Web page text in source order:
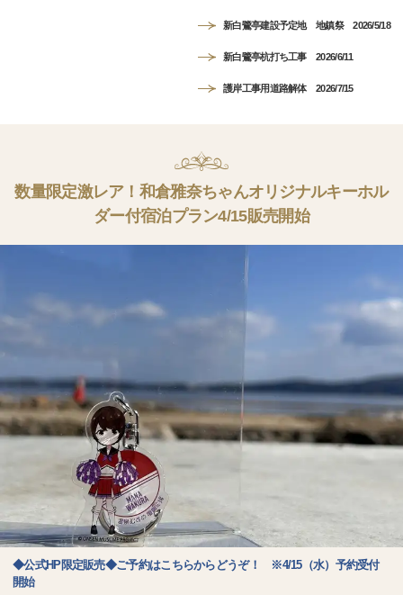
新白鷺亭建設予定地 地鎮祭 2026/5/18
新白鷺亭杭打ち工事 2026/6/11
護岸工事用道路解体 2026/7/15
数量限定激レア！和倉雅奈ちゃんオリジナルキーホル
ダー付宿泊プラン4/15販売開始
◆公式HP限定販売◆ご予約はこちらからどうぞ！ ※4/15（水）予約受付
開始